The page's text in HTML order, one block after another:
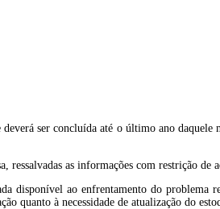
ser concluída até o último ano daquele
as informações com restrição de
disponível ao enfrentamento do
quanto à necessidade de atualização do